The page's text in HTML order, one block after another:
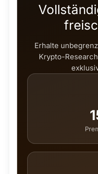
Erhalte
Krypto-